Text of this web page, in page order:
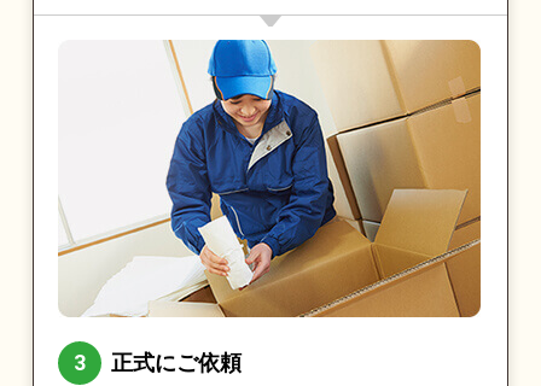
正式にご依頼